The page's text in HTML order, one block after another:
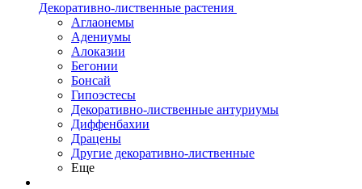
Декоративно-лиственные растения
Аглаонемы
Адениумы
Алоказии
Бегонии
Бонсай
Гипоэстесы
Декоративно-лиственные антуриумы
Диффенбахии
Драцены
Другие декоративно-лиственные
Еще